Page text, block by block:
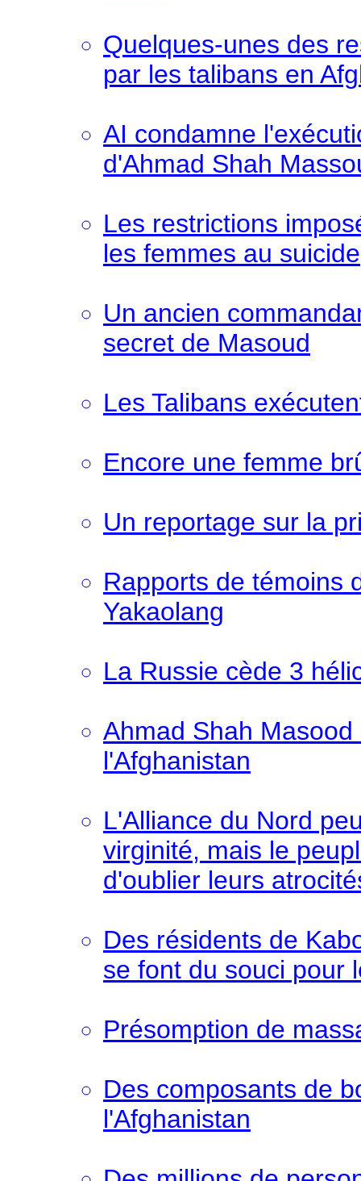
Quelques-unes des
par les talibans en
AI condamne
d'Ahmad Shah
Les restrictions
les femmes au suicide
Un ancien
secret de Masoud
Les Talibans
Encore une femme
Un reportage sur la
Rapports de témoins
Yakaolang
La Russie cède 3
Ahmad Shah
l'Afghanistan
L'Alliance du Nord
virginité, mais le
d'oublier leurs
Des résidents de
se font du souci pour
Présomption de
Des composants de
l'Afghanistan